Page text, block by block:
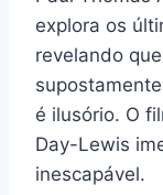
explora os
revelando
é ilusório. O
Day-Lewis
inescapável.